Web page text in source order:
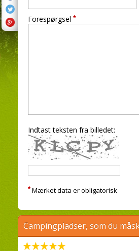
Forespørgsel *
Indtast teksten fra billedet:
* Mærket data er obligatorisk
Campingpladser, som du